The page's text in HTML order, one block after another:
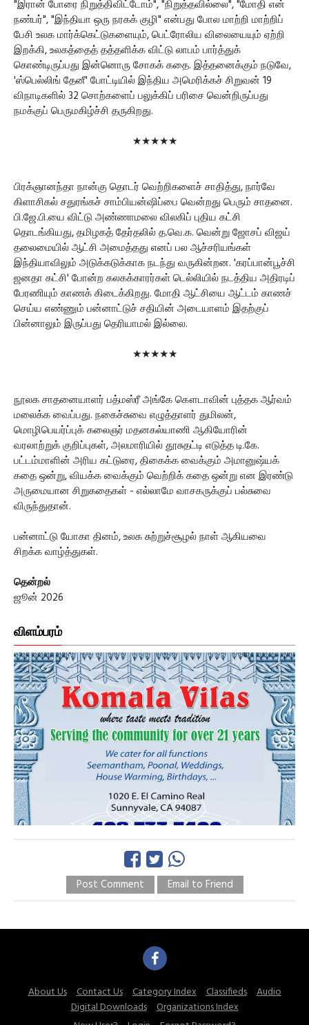
"இரான் போரை நிறுத்திவிட்டோம்", "நிறுத்தவில்லை", "மோதி என்
நண்பர்", "இந்தியா ஒரு நரகக் குழி" என்பது போல மாற்றி மாற்றிப்
பேசி உலக மார்க்கெட்டுகளையும், பெட்ரோலிய விலையையும் ஏற்றி
இறக்கி, உலகத்தைத் தத்தளிக்க விட்டு லாபம் பார்த்துக்
கொண்டிருப்பது இன்னொரு சோகக் கதை. இத்தனைக்கும் நடுவே,
'ஸ்பெல்லிங் தேனீ' போட்டியில் இந்திய அமெரிக்கச் சிறுவன் 19
விநாடிகளில் 32 சொற்களைப் பலுக்கிப் பரிசை வென்றிருப்பது
நமக்குப் பெருமகிழ்ச்சி தருகிறது.
★★★★★
பிரக்ஞானந்தா நான்கு தொடர் வெற்றிகளைச் சாதித்து, நார்வே
கிளாசிகல் சதுரங்கச் சாம்பியன்ஷிப்பை வென்றது பெரும் சாதனை.
பி.ஜே.பி.யை விட்டு அண்ணாமலை விலகிப் புதிய கட்சி
தொடங்கியது, தமிழகத் தேர்தலில் த.வெ.க. வென்று ஜோசப் விஜய்
தலைமையில் ஆட்சி அமைத்தது எனப் பல ஆச்சரியங்கள்
இந்தியாவிலும் அடுக்கடுக்காக நடந்து வருகின்றன. 'கரப்பான்பூச்சி
ஜனதா கட்சி' போன்ற கலகக்காரர்கள் டெல்லியில் நடத்திய அதிரடிப்
பேரணியும் காணக் கிடைக்கிறது. மோதி ஆட்சியை ஆட்டம் காணச்
செய்ய எண்ணும் பன்னாட்டுச் சதியின் அடையாளம் இதற்குப்
பின்னாலும் இருப்பது தெரியாமல் இல்லை.
★★★★★
நூலக சாதனையாளர் பத்மஸ்ரீ அங்கே கௌடாவின் புத்தக ஆர்வம்
மலைக்க வைப்பது. நகைச்சுவை எழுத்தாளர் துமிலன்,
மொழிபெயர்ப்புக் கலைஞர் மதனகல்யாணி ஆகியோரின்
வரலாற்றுக் குறிப்புகள், அலமாரியில் தூசுதட்டி எடுத்த டி.கே.
பட்டம்மாளின் அரிய கட்டுரை, திகைக்க வைக்கும் அமானுஷ்யக்
கதை ஒன்று, வியக்க வைக்கும் வெற்றிக் கதை ஒன்று என இரண்டு
அருமையான சிறுகதைகள் - எல்லாமே வாசகருக்குப் பல்சுவை
விருந்துதான்.
பன்னாட்டு யோகா தினம், உலக சுற்றுச்சூழல் நாள் ஆகியவை
சிறக்க வாழ்த்துகள்.
தென்றல்
ஜூன் 2026
விளம்பரம்
Post Comment Email to Friend
About Us Contact Us Category Index Classifieds
Audio
Digital Downloads
Organizations Index